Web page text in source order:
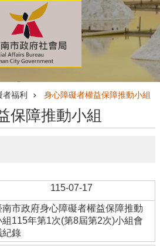
者福利 身心障礙者權益保障推動小組
保障推動小組
115-07-17
南市政府身心障礙者權益保障推動
組115年第1次(第8屆第2次)小組會
紀錄